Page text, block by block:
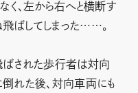
く、左から右へと横断す
ばしてしまった……。
ばされた歩行者は対向
れた後、対向車両にも